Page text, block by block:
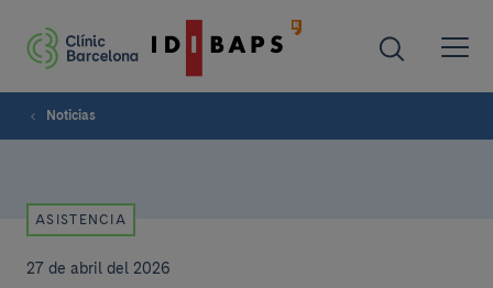
Noticias
ASISTENCIA
27 de abril del 2026